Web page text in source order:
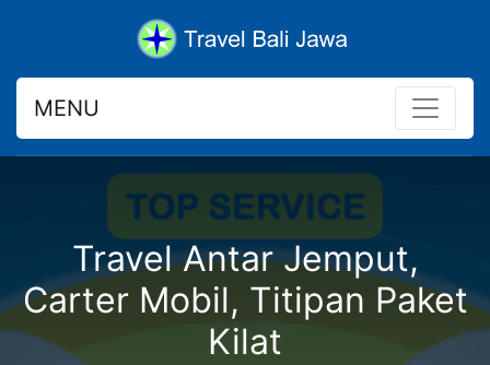
MENU
Travel Antar Jemput,
Carter Mobil, Titipan Paket
Kilat